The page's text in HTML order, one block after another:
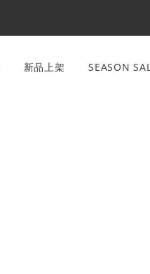
新品上架 SEASON